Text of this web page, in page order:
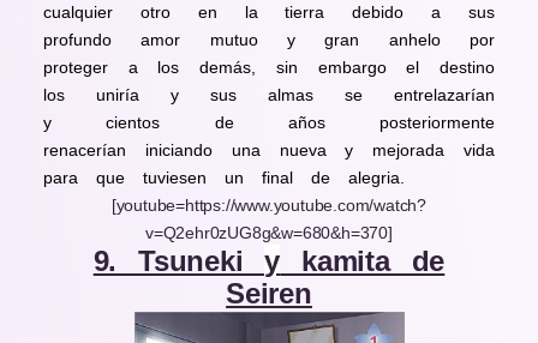
cualquier otro en la tierra debido a sus
profundo amor mutuo y gran anhelo por
proteger a los demás, sin embargo el destino
los uniría y sus almas se entrelazarían
y
cientos de años posteriormente
renacerían iniciando una nueva y mejorada vida
para que tuviesen un final de alegria.
[youtube=https://www.youtube.com/watch?
v=Q2ehr0zUG8g&w=680&h=370]
9. Tsunekiy kamita de
Seiren